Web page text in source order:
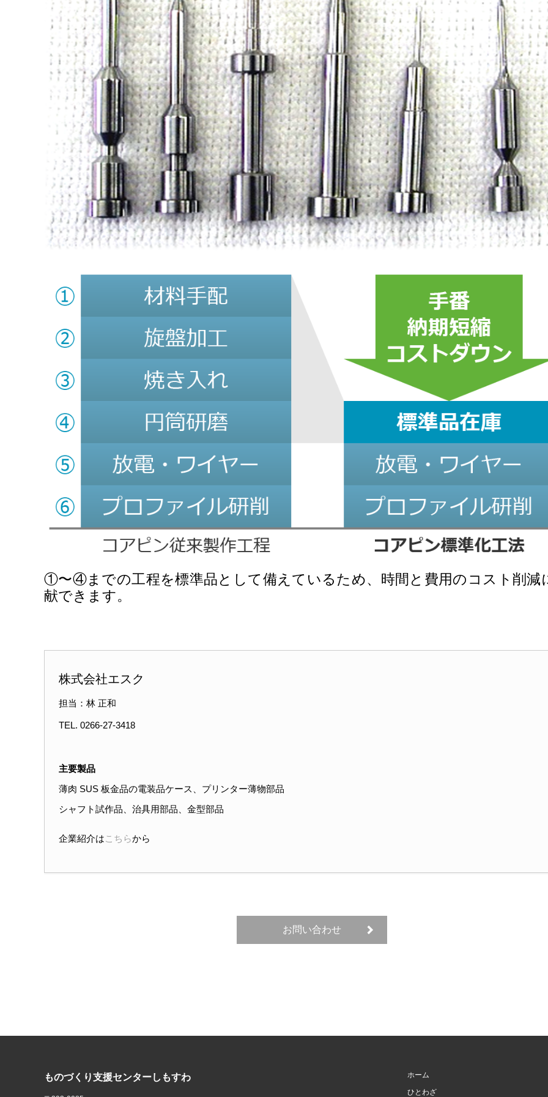
①〜④までの工程を標準品として備えているため、時間と費用のコスト削減
献できます。
株式会社エスク
担当：林 正和
TEL. 0266-27-3418
主要製品
薄肉 SUS 板金品の電装品ケース、プリンター薄物部品
シャフト試作品、治具用部品、金型部品
企業紹介はこちらから
お問い合わせ
ものづくり支援センターしもすわ
ホーム
ひとわざ